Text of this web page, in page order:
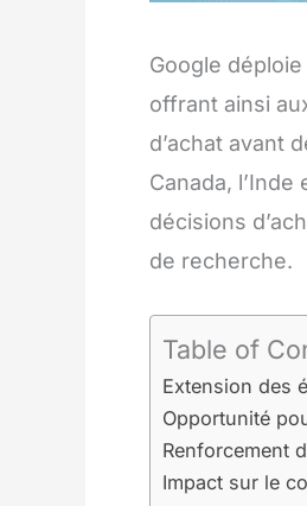
Google
offrant ainsi
d’achat avant
Canada,
décisions
de recherche.
Table of
Extension des
Opportunité
Renforcement
Impact sur le